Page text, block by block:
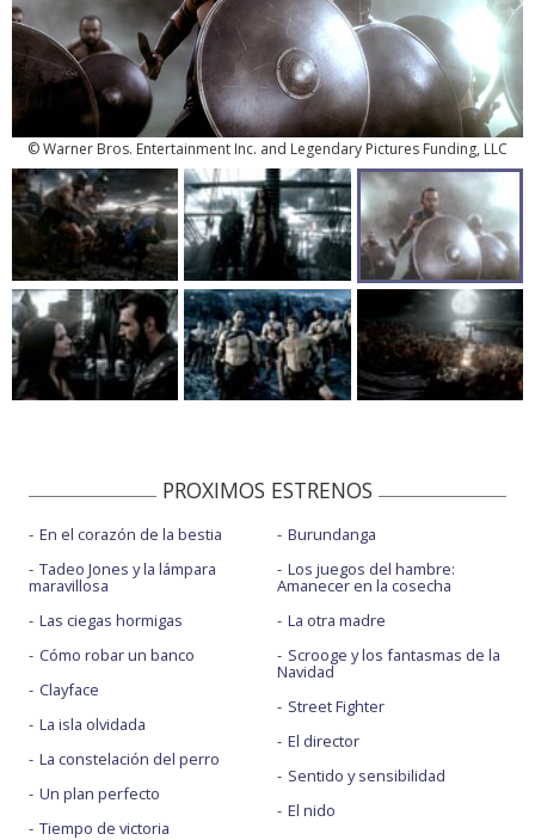
© Warner Bros. Entertainment Inc. and Legendary Pictures Funding, LLC
PROXIMOS ESTRENOS
En el corazón de la bestia
Tadeo Jones y la lámpara
maravillosa
Las ciegas hormigas
Cómo robar un banco
Clayface
La isla olvidada
La constelación del perro
Un plan perfecto
Tiempo de victoria
Burundanga
Los juegos del hambre:
Amanecer en la cosecha
La otra madre
Scrooge y los fantasmas de la
Navidad
Street Fighter
El director
Sentido y sensibilidad
El nido